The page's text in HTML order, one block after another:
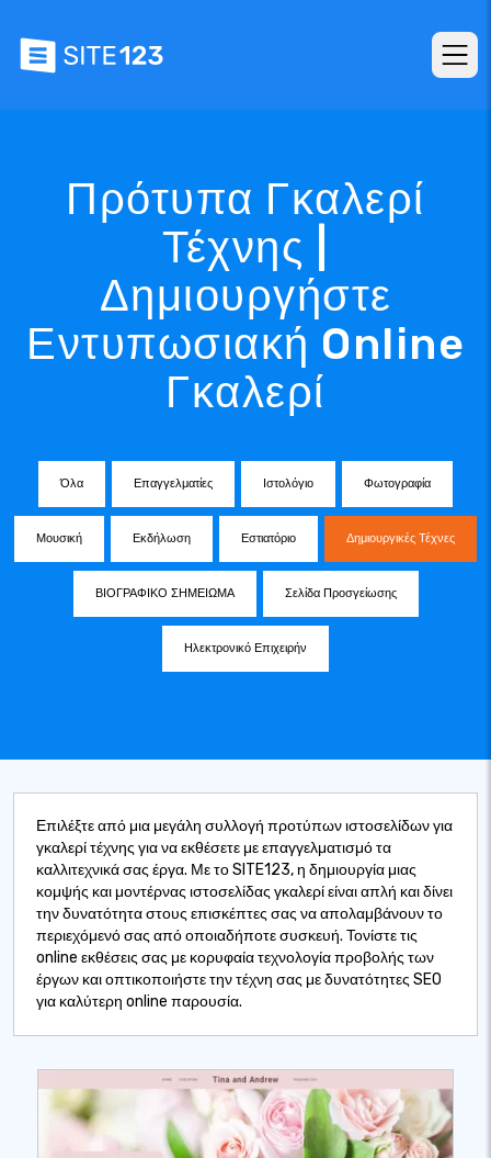
Πρότυπα Γκαλερί
Τέχνης |
Δημιουργήστε
Εντυπωσιακή Online
Γκαλερί
Όλα Επαγγελματίες Ιστολόγιο Φωτογραφία
Μουσική Εκδήλωση Εστιατόριο Δημιουργικές Τέχνες
ΒΙΟΓΡΑΦΙΚΟ ΣΗΜΕΙΩΜΑ Σελίδα Προσγείωσης
Ηλεκτρονικό Επιχειρήν
Επιλέξτε από μια μεγάλη συλλογή προτύπων ιστοσελίδων για
γκαλερί τέχνης για να εκθέσετε με επαγγελματισμό τα
καλλιτεχνικά σας έργα. Με το SITE123, η δημιουργία μιας
κομψής και μοντέρνας ιστοσελίδας γκαλερί είναι απλή και δίνει
την δυνατότητα στους επισκέπτες σας να απολαμβάνουν το
περιεχόμενό σας από οποιαδήποτε συσκευή. Τονίστε τις
online εκθέσεις σας με κορυφαία τεχνολογία προβολής των
έργων και οπτικοποιήστε την τέχνη σας με δυνατότητες SEO
για καλύτερη online παρουσία.